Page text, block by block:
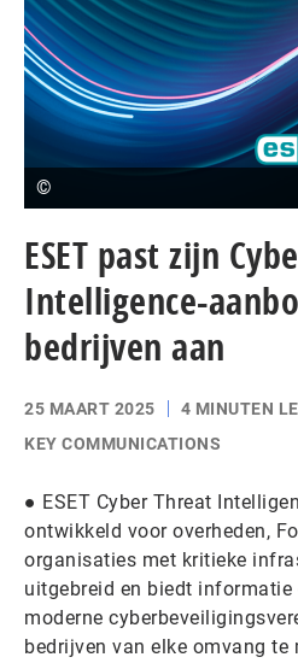
©
ESET past zijn
Intelligence-
bedrijven aan
25 MAART 2025
4 MINUTEN
KEY COMMUNICATIONS
● ESET Cyber Threat
ontwikkeld voor overheden,
organisaties met kritieke
uitgebreid en biedt informatie
moderne
bedrijven van elke omvang te